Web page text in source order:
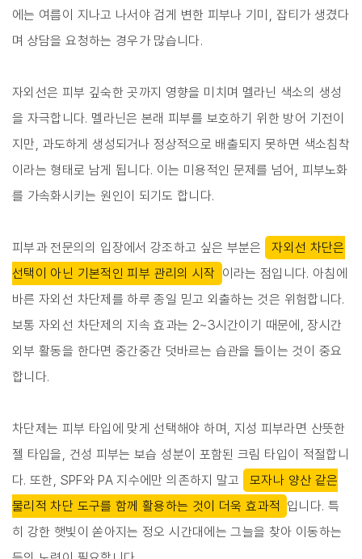
에는 여름이 지나고 나서야 검게 변한 피부나 기미, 잡티가 생겼다
며 상담을 요청하는 경우가 많습니다.
자외선은 피부 깊숙한 곳까지 영향을 미치며 멜라닌 색소의 생성
을 자극합니다. 멜라닌은 본래 피부를 보호하기 위한 방어 기전이
지만, 과도하게 생성되거나 정상적으로 배출되지 못하면 색소침착
이라는 형태로 남게 됩니다. 이는 미용적인 문제를 넘어, 피부노화
를 가속화시키는 원인이 되기도 합니다.
피부과 전문의의 입장에서 강조하고 싶은 부분은
자외선 차단은
선택이 아닌 기본적인 피부 관리의 시작 이라는 점입니다. 아침에
바른 자외선 차단제를 하루 종일 믿고 외출하는 것은 위험합니다.
보통 자외선 차단제의 지속 효과는 2~3시간이기 때문에, 장시간
외부 활동을 한다면 중간중간 덧바르는 습관을 들이는 것이 중요
합니다.
차단제는 피부 타입에 맞게 선택해야 하며, 지성 피부라면 산뜻한
젤 타입을, 건성 피부는 보습 성분이 포함된 크림 타입이 적절합니
다. 또한, SPF와 PA 지수에만 의존하지 말고
모자나 양산 같은
물리적 차단 도구를 함께 활용하는 것이 더욱 효과적 입니다. 특
히 강한 햇빛이 쏟아지는 정오 시간대에는 그늘을 찾아 이동하는